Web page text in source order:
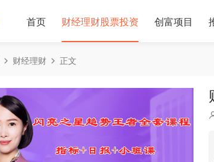
首页 财经理财股票投资 创富项目
财经理财 正文